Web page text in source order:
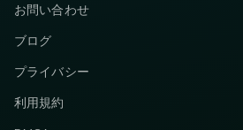
お問い合わせ
ブログ
プライバシー
利用規約